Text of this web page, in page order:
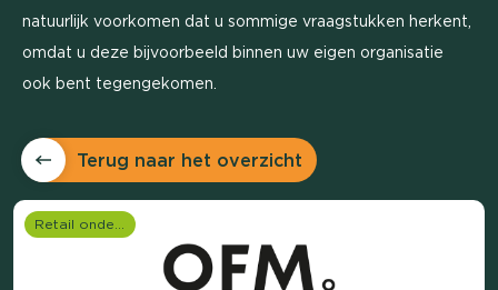
natuurlijk voorkomen dat u sommige vraagstukken herkent,
omdat u deze bijvoorbeeld binnen uw eigen organisatie
ook bent tegengekomen.
Terug naar het overzicht
Retail onderzoek